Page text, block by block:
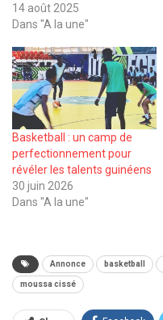
14 août 2025
Dans "A la une"
Basketball : un camp de
perfectionnement pour
révéler les talents guinéens
30 juin 2026
Dans "A la une"
Annonce basketball
moussa cissé